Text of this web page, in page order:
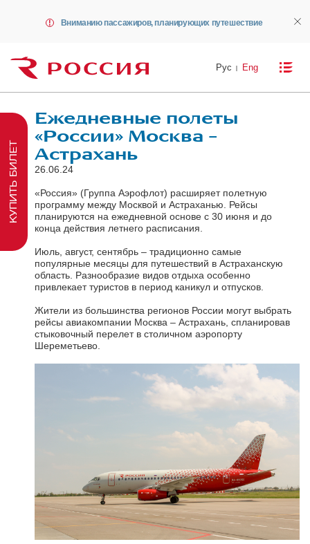
Вниманию пассажиров, планирующих путешествие
Рус Eng
Ежедневные полеты
«России» Москва –
Астрахань
26.06.24
«Россия» (Группа Аэрофлот) расширяет полетную
программу между Москвой и Астраханью. Рейсы
планируются на ежедневной основе с 30 июня и до
конца действия летнего расписания.
Июль, август, сентябрь – традиционно самые
популярные месяцы для путешествий в Астраханскую
область. Разнообразие видов отдыха особенно
привлекает туристов в период каникул и отпусков.
Жители из большинства регионов России могут выбрать
рейсы авиакомпании Москва – Астрахань, спланировав
стыковочный перелет в столичном аэропорту
Шереметьево.
КУПИТЬ БИЛЕТ